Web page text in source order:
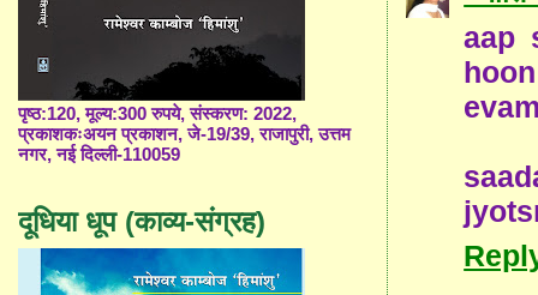
aap
पृष्ठ:120, मूल्य:300 रुपये, संस्करण: 2022,
प्रकाशकःअयन प्रकाशन, जे-19/39, राजापुरी, उत्तम
नगर, नई दिल्ली-110059
दूधिया धूप (काव्य-संग्रह)